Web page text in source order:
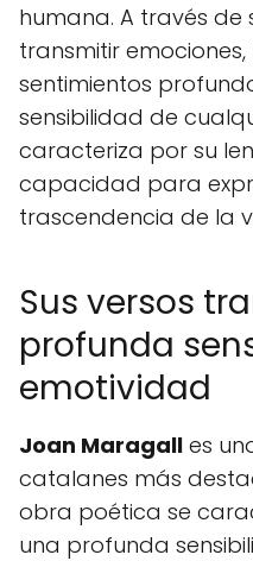
humana. A través de
transmitir emociones,
sentimientos
sensibilidad de
caracteriza por su
capacidad para
trascendencia de la
Sus versos
profunda
emotividad
Joan Maragall es
catalanes más
obra poética se
una profunda